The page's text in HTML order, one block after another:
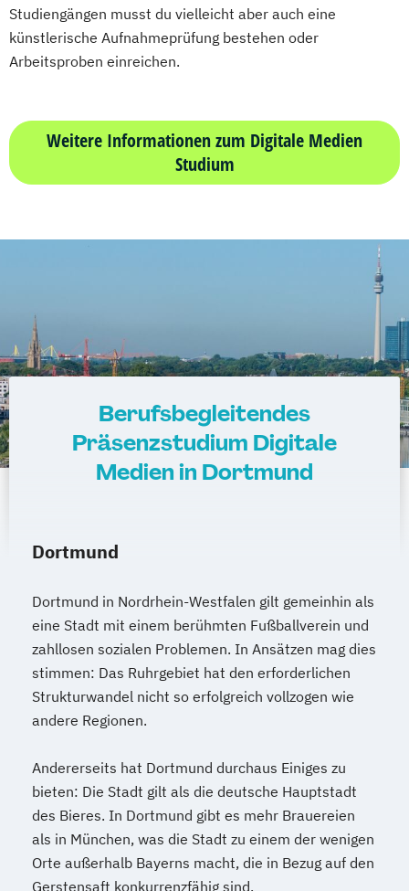
Studiengängen musst du vielleicht aber auch eine
künstlerische Aufnahmeprüfung bestehen oder
Arbeitsproben einreichen.
Weitere Informationen zum Digitale Medien
Studium
Berufsbegleitendes
Präsenzstudium Digitale
Medien in Dortmund
Dortmund
Dortmund in Nordrhein-Westfalen gilt gemeinhin als
eine Stadt mit einem berühmten Fußballverein und
zahllosen sozialen Problemen. In Ansätzen mag dies
stimmen: Das Ruhrgebiet hat den erforderlichen
Strukturwandel nicht so erfolgreich vollzogen wie
andere Regionen.
Andererseits hat Dortmund durchaus Einiges zu
bieten: Die Stadt gilt als die deutsche Hauptstadt
des Bieres. In Dortmund gibt es mehr Brauereien
als in München, was die Stadt zu einem der wenigen
Orte außerhalb Bayerns macht, die in Bezug auf den
Gerstensaft konkurrenzfähig sind.